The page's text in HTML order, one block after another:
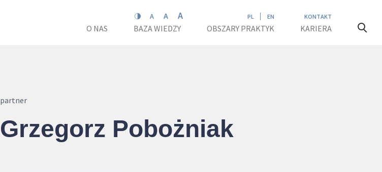
A A A PL EN KONTAKT
O NAS BAZA WIEDZY OBSZARY PRAKTYK KARIERA
partner
Grzegorz Pobożniak